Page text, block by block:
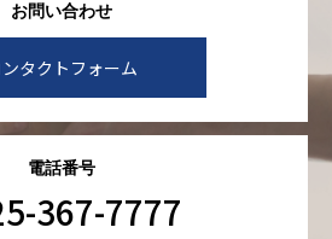
お問い合わせ
タクトフォーム
電話番号
367-7777